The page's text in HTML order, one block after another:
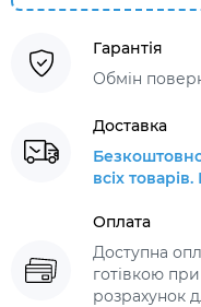
Гарантія
Обмін
Доставка
всіх
Оплата
Доступна
готівкою
розрахунок